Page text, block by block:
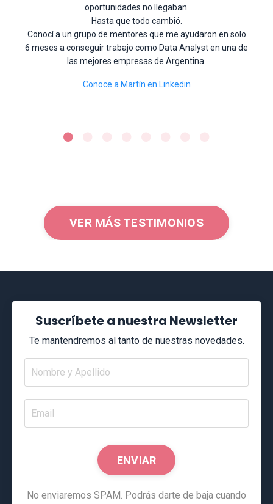
oportunidades no llegaban.
Hasta que todo cambió.
Conocí a un grupo de mentores que me ayudaron en solo
6 meses a conseguir trabajo como Data Analyst en una de
las mejores empresas de Argentina.
Conoce a Martín en Linkedin
VER MÁS TESTIMONIOS
Suscríbete a nuestra Newsletter
Te mantendremos al tanto de nuestras novedades.
ENVIAR
No enviaremos SPAM. Podrás darte de baja cuando